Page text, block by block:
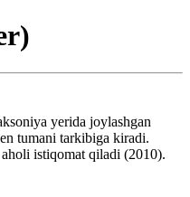
yerida joylashgan
tumani tarkibiga kiradi.
istiqomat qiladi (2010).